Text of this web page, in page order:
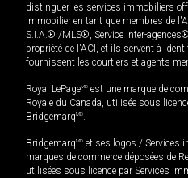
distinguer les services immobiliers
immobilier en tant que membres de
S.I.A.® /MLS®, Service inter-
propriété de l'ACI, et ils servent à
fournissent les courtiers et agents
Royal LePageMD est une marque de
Royale du Canada, utilisée sous
BridgemarqMD
BridgemarqMD et ses logos / Services
marques de commerce déposées de
utilisées sous licence par Services